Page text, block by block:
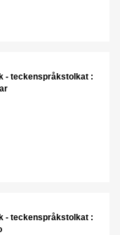
- teckenspråkstolkat :
- teckenspråkstolkat :